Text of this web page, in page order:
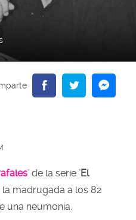
de la serie 'El
la madrugada a los 82
una neumonía.